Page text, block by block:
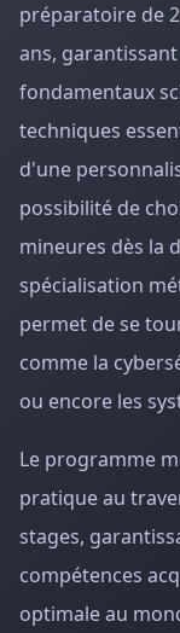
préparatoire de
ans,
fondamentaux
techniques
d'une
possibilité de
mineures dès la
spécialisation
permet de se
comme la
ou encore les
Le programme
pratique au
stages,
compétences
optimale au